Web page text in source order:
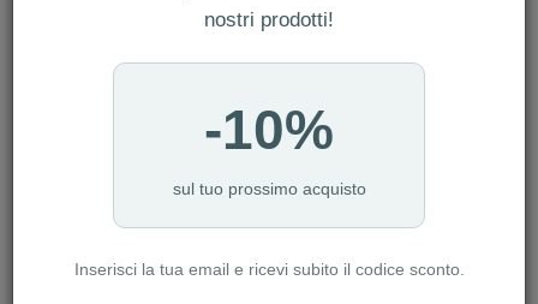
nostri prodotti!
-10%
sul tuo prossimo acquisto
Inserisci la tua email e ricevi subito il codice sconto.